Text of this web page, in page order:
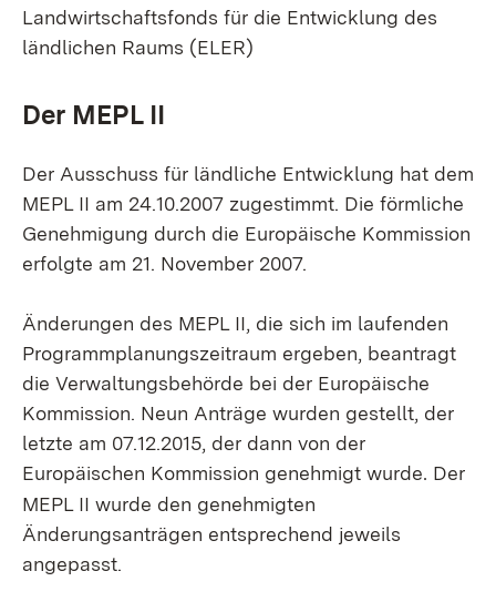
Landwirtschaftsfonds für die Entwicklung des
ländlichen Raums (ELER)
Der MEPL II
Der Ausschuss für ländliche Entwicklung hat dem
MEPL II am 24.10.2007 zugestimmt. Die förmliche
Genehmigung durch die Europäische Kommission
erfolgte am 21. November 2007.
Änderungen des MEPL II, die sich im laufenden
Programmplanungszeitraum ergeben, beantragt
die Verwaltungsbehörde bei der Europäische
Kommission. Neun Anträge wurden gestellt, der
letzte am 07.12.2015, der dann von der
Europäischen Kommission genehmigt wurde. Der
MEPL II wurde den genehmigten
Änderungsanträgen entsprechend jeweils
angepasst.